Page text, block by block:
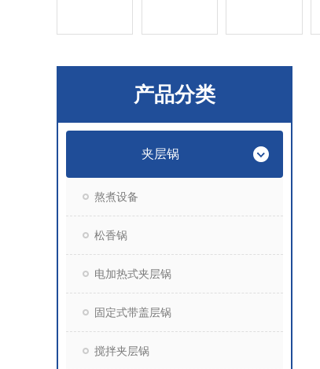
产品分类
夹层锅
熬煮设备
松香锅
电加热式夹层锅
固定式带盖层锅
搅拌夹层锅